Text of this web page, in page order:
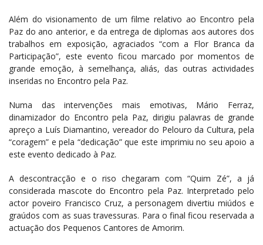
Além do visionamento de um filme relativo ao Encontro pela
Paz do ano anterior, e da entrega de diplomas aos autores dos
trabalhos em exposição, agraciados “com a Flor Branca da
Participação”, este evento ficou marcado por momentos de
grande emoção, à semelhança, aliás, das outras actividades
inseridas no Encontro pela Paz.
Numa das intervenções mais emotivas, Mário Ferraz,
dinamizador do Encontro pela Paz, dirigiu palavras de grande
apreço a Luís Diamantino, vereador do Pelouro da Cultura, pela
“coragem” e pela “dedicação” que este imprimiu no seu apoio a
este evento dedicado à Paz.
A descontracção e o riso chegaram com “Quim Zé”, a já
considerada mascote do Encontro pela Paz. Interpretado pelo
actor poveiro Francisco Cruz, a personagem divertiu miúdos e
graúdos com as suas travessuras. Para o final ficou reservada a
actuação dos Pequenos Cantores de Amorim.